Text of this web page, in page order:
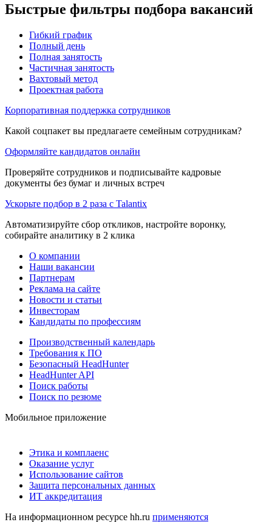
Быстрые фильтры подбора вакансий
Гибкий график
Полный день
Полная занятость
Частичная занятость
Вахтовый метод
Проектная работа
Корпоративная поддержка сотрудников
Какой соцпакет вы предлагаете семейным сотрудникам?
Оформляйте кандидатов онлайн
Проверяйте сотрудников и подписывайте кадровые
документы без бумаг и личных встреч
Ускорьте подбор в 2 раза с Talantix
Автоматизируйте сбор откликов, настройте воронку,
собирайте аналитику в 2 клика
О компании
Наши вакансии
Партнерам
Реклама на сайте
Новости и статьи
Инвесторам
Кандидаты по профессиям
Производственный календарь
Требования к ПО
Безопасный HeadHunter
HeadHunter API
Поиск работы
Поиск по резюме
Мобильное приложение
Этика и комплаенс
Оказание услуг
Использование сайтов
Защита персональных данных
ИТ аккредитация
На информационном ресурсе hh.ru применяются